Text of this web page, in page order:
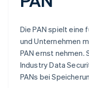
Die PAN spielt eine
und Unternehmen
PAN ernst
Industry Data
PANs bei